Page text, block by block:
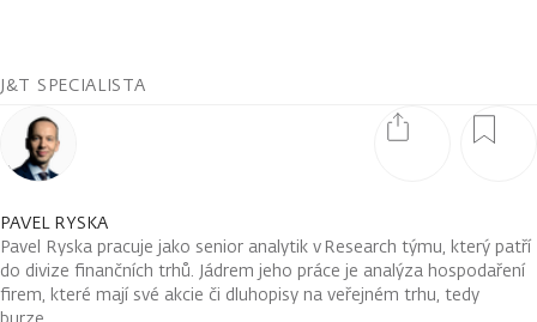
J&T SPECIALISTA
PAVEL RYSKA
Pavel Ryska pracuje jako senior analytik v Research týmu, který patří
do divize finančních trhů. Jádrem jeho práce je analýza hospodaření
firem, které mají své akcie či dluhopisy na veřejném trhu, tedy